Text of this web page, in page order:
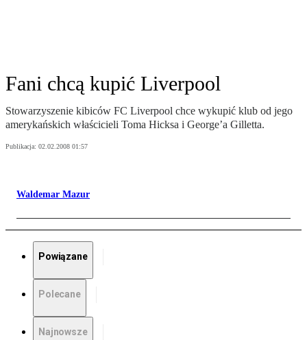
Fani chcą kupić Liverpool
Stowarzyszenie kibiców FC Liverpool chce wykupić klub od jego
amerykańskich właścicieli Toma Hicksa i George’a Gilletta.
Publikacja: 02.02.2008 01:57
Waldemar Mazur
Powiązane
Polecane
Najnowsze